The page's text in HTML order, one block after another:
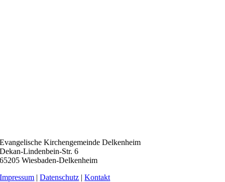
Evangelische Kirchengemeinde Delkenheim
Dekan-Lindenbein-Str. 6
65205 Wiesbaden-Delkenheim
Impressum |Datenschutz |Kontakt